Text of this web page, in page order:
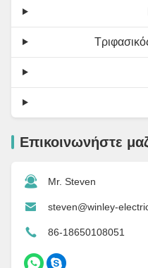
Επικοινωνήστε
Mr. Steven
steven@winley-
86-18650108051